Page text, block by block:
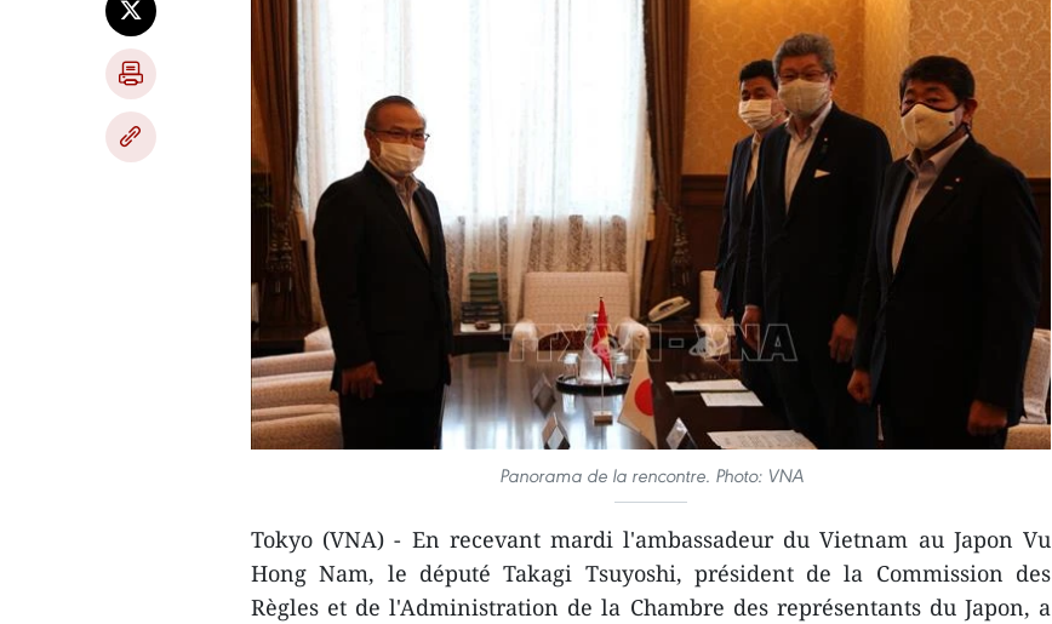
Panorama de la rencontre. Photo: VNA
Tokyo (VNA) - En recevant mardi l'ambassadeur du Vietnam au Japon Vu
Hong Nam, le député Takagi Tsuyoshi, président de la Commission des
Règles et de l'Administration de la Chambre des représentants du Japon, a